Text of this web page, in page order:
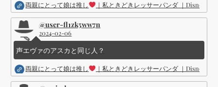
両親にとって娘は推し ｜私ときどきレッサーパンダ ｜Disney (
@user-fl1zk5ww7n
2024-02-06
声エヴァのアスカと同じ人？
両親にとって娘は推し ｜私ときどきレッサーパンダ ｜Disney (